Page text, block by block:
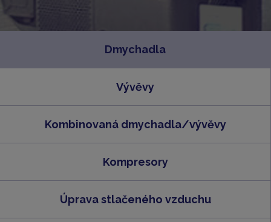
Dmychadla
Vývěvy
Kombinovaná dmychadla/vývěvy
Kompresory
Úprava stlačeného vzduchu